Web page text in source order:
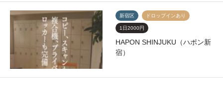
新宿区 ドロップインあり
1日2000円
HAPON SHINJUKU（ハポン新
宿）